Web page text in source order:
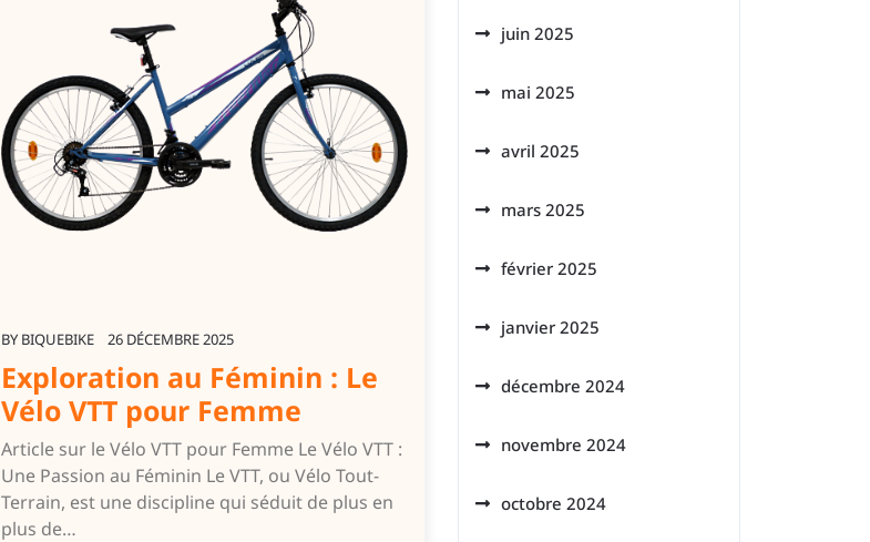
BY BIQUEBIKE 26 DÉCEMBRE 2025
Exploration au Féminin : Le
Vélo VTT pour Femme
Article sur le Vélo VTT pour Femme Le Vélo VTT :
Une Passion au Féminin Le VTT, ou Vélo Tout-
Terrain, est une discipline qui séduit de plus en
plus de…
juin 2025
mai 2025
avril 2025
mars 2025
février 2025
janvier 2025
décembre 2024
novembre 2024
octobre 2024